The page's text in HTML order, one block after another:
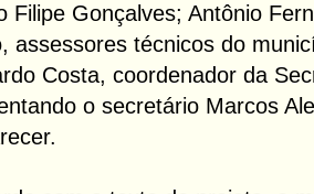
Filipe Gonçalves; Antônio
assessores técnicos do
Costa, coordenador da
o secretário Marcos